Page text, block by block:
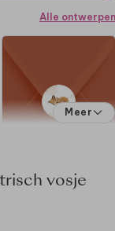
Alle ontwerpen
Meer
vosje